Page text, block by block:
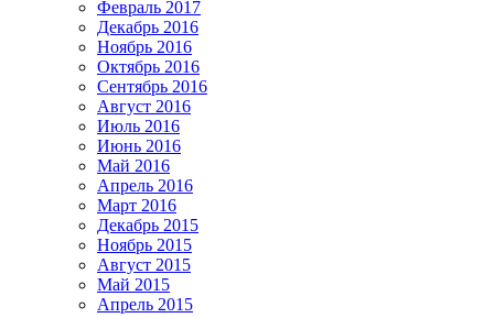
Февраль 2017
Декабрь 2016
Ноябрь 2016
Октябрь 2016
Сентябрь 2016
Август 2016
Июль 2016
Июнь 2016
Май 2016
Апрель 2016
Март 2016
Декабрь 2015
Ноябрь 2015
Август 2015
Май 2015
Апрель 2015